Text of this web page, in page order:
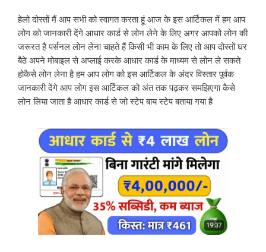
हेलो दोस्तों मैं आप सभी को स्वागत करता हूं आज के इस आर्टिकल में हम आप
लोग को जानकारी देंगे आधार कार्ड से लोन लेने के लिए अगर आपको लोन की
जरूरत है पर्सनल लोन लेना चाहते हैं किसी भी काम के लिए तो आप दोस्तों घर
बैठे अपने मोबाइल से अप्लाई करके आधार कार्ड के माध्यम से लोन ले सकते
होकैसे लोन लेना है हम आप लोग को इस आर्टिकल के अंदर विस्तार पूर्वक
जानकारी देंगे आप लोग इस आर्टिकल को अंत तक पढ़कर समझिएगा कैसे
लोन लिया जाता है आधार कार्ड से जो स्टेप बाय स्टेप बताया गया है